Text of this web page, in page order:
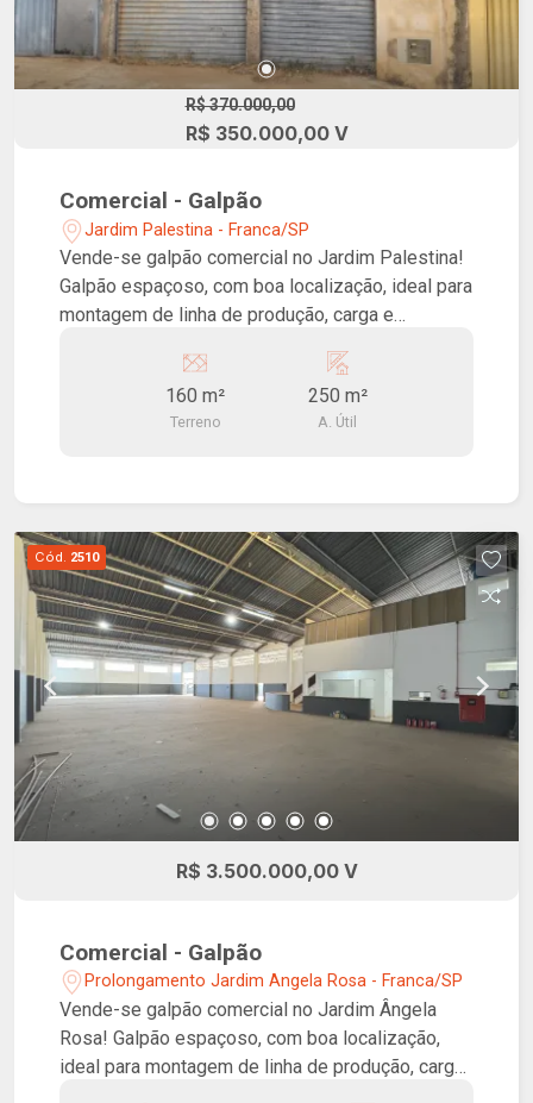
R$ 370.000,00
R$ 350.000,00 V
Comercial - Galpão
Jardim Palestina - Franca/SP
Vende-se galpão comercial no Jardim Palestina!
Galpão espaçoso, com boa localização, ideal para
montagem de linha de produção, carga e
terreno e 250 m² de construção!!
160 m²
Terreno
250 m²
A. Útil
Cód. 2510
R$ 3.500.000,00 V
Comercial - Galpão
Prolongamento Jardim Angela Rosa - Franca/SP
Vende-se galpão comercial no Jardim Ângela
Rosa! Galpão espaçoso, com boa localização,
ideal para montagem de linha de produção, carga